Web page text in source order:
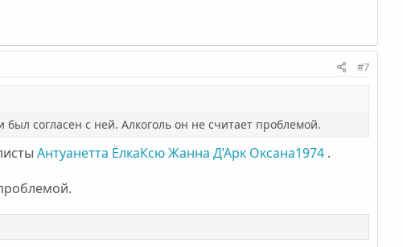
#7
согласен с ней. Алкоголь он не считает проблемой.
Антуанетта ЁлкаКсюЖанна Д’Арк Оксана1974 .